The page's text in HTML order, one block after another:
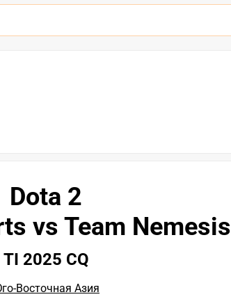
Dota 2
vs Team Nemesis
TI 2025 CQ
Восточная Азия